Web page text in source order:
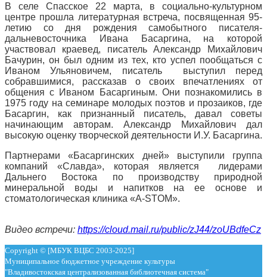
В селе Спасское 22 марта, в социально-культурном
центре прошла литературная встреча, посвященная 95-
летию со дня рождения самобытного писателя-
дальневосточника Ивана Басаргина, на которой
участвовал краевед, писатель Александр Михайлович
Бачурин, он был одним из тех, кто успел пообщаться с
Иваном Ульяновичем, писатель выступил перед
собравшимися, рассказав о своих впечатлениях от
общения с Иваном Басаргиным. Они познакомились в
1975 году на семинаре молодых поэтов и прозаиков, где
Басаргин, как признанный писатель, давал советы
начинающим авторам. Александр Михайлович дал
высокую оценку творческой деятельности И.У. Басаргина.
Партнерами «Басаргинских дней» выступили группа
компаний «Славда», которая является лидерами
Дальнего Востока по производству природной
минеральной воды и напитков на ее основе и
стоматологическая клиника «A-STOM».
Видео встречи: https://cloud.mail.ru/public/zJ44/zoUBdfeCz
Copyright © [МБУК ВЦБС 2003-2025]
Муниципальное бюджетное учреждение культуры
"Владивостокская централизованная библиотечная система"